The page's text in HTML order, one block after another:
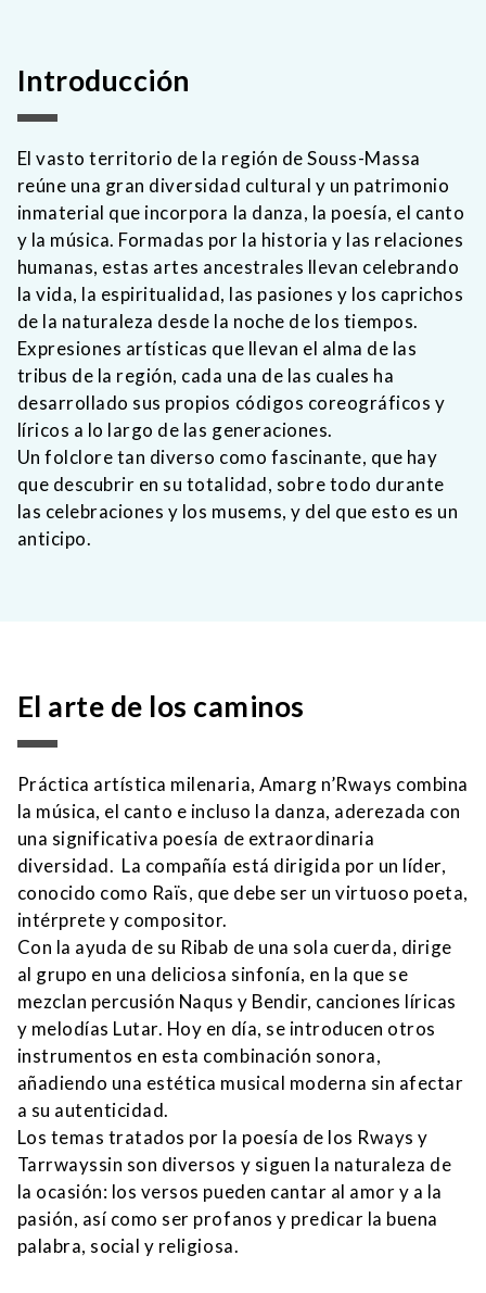
Introducción
El vasto territorio de la región de Souss-Massa
reúne una gran diversidad cultural y un patrimonio
inmaterial que incorpora la danza, la poesía, el canto
y la música. Formadas por la historia y las relaciones
humanas, estas artes ancestrales llevan celebrando
la vida, la espiritualidad, las pasiones y los caprichos
de la naturaleza desde la noche de los tiempos.
Expresiones artísticas que llevan el alma de las
tribus de la región, cada una de las cuales ha
desarrollado sus propios códigos coreográficos y
líricos a lo largo de las generaciones.
Un folclore tan diverso como fascinante, que hay
que descubrir en su totalidad, sobre todo durante
las celebraciones y los musems, y del que esto es un
anticipo.
El arte de los caminos
Práctica artística milenaria, Amarg n’Rways combina
la música, el canto e incluso la danza, aderezada con
una significativa poesía de extraordinaria
diversidad. La compañía está dirigida por un líder,
conocido como Raïs, que debe ser un virtuoso poeta,
intérprete y compositor.
Con la ayuda de su Ribab de una sola cuerda, dirige
al grupo en una deliciosa sinfonía, en la que se
mezclan percusión Naqus y Bendir, canciones líricas
y melodías Lutar. Hoy en día, se introducen otros
instrumentos en esta combinación sonora,
añadiendo una estética musical moderna sin afectar
a su autenticidad.
Los temas tratados por la poesía de los Rways y
Tarrwayssin son diversos y siguen la naturaleza de
la ocasión: los versos pueden cantar al amor y a la
pasión, así como ser profanos y predicar la buena
palabra, social y religiosa.